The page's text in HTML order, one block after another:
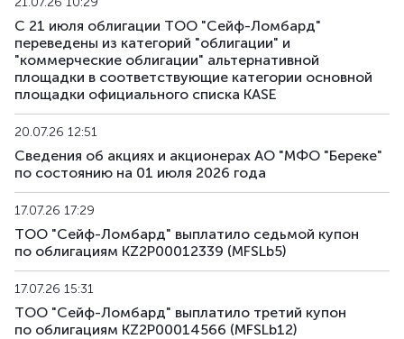
С 21 июля облигации ТОО "Сейф-Ломбард"
переведены из категорий "облигации" и
"коммерческие облигации" альтернативной
площадки в соответствующие категории основной
площадки официального списка KASE
20.07.26 12:51
Сведения об акциях и акционерах АО "МФО "Береке"
по состоянию на 01 июля 2026 года
17.07.26 17:29
ТОО "Сейф-Ломбард" выплатило седьмой купон
по облигациям KZ2P00012339 (MFSLb5)
17.07.26 15:31
ТОО "Сейф-Ломбард" выплатило третий купон
по облигациям KZ2P00014566 (MFSLb12)